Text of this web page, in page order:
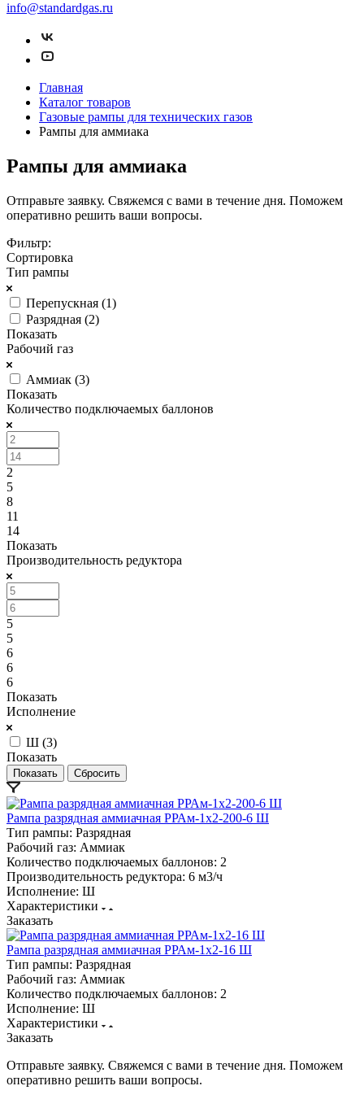
info@standardgas.ru
Главная
Каталог товаров
Газовые рампы для технических газов
Рампы для аммиака
Рампы для аммиака
Отправьте заявку. Свяжемся с вами в течение дня. Поможем
оперативно решить ваши вопросы.
Фильтр:
Сортировка
Тип рампы
Перепускная (1)
Разрядная (2)
Показать
Рабочий газ
Аммиак (3)
Показать
Количество подключаемых баллонов
2
5
8
11
14
Показать
Производительность редуктора
5
5
6
6
6
Показать
Исполнение
Ш (3)
Показать
Сбросить
Рампа разрядная аммиачная РРАм-1х2-200-6 Ш
Тип рампы: Разрядная
Рабочий газ: Аммиак
Количество подключаемых баллонов: 2
Производительность редуктора: 6 м3/ч
Исполнение: Ш
Характеристики
Заказать
Рампа разрядная аммиачная РРАм-1х2-16 Ш
Тип рампы: Разрядная
Рабочий газ: Аммиак
Количество подключаемых баллонов: 2
Исполнение: Ш
Характеристики
Заказать
Отправьте заявку. Свяжемся с вами в течение дня. Поможем
оперативно решить ваши вопросы.